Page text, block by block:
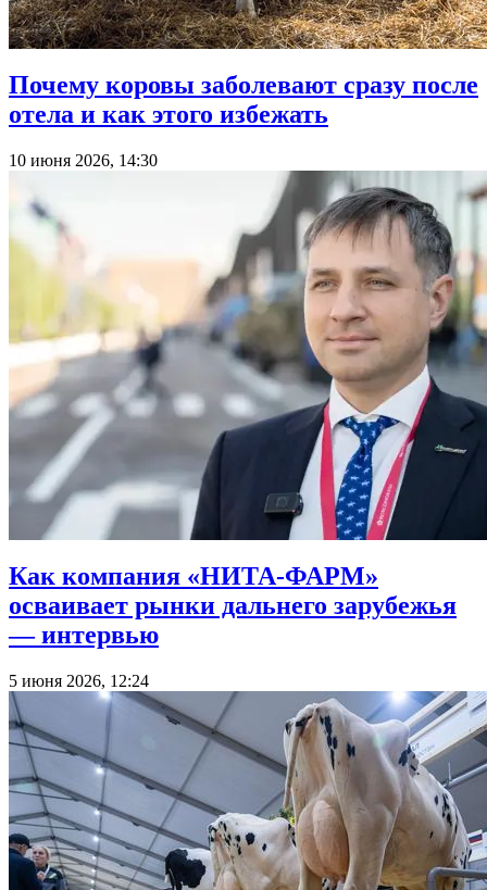
Почему коровы заболевают сразу после
отела и как этого избежать
10 июня 2026, 14:30
Как компания «НИТА-ФАРМ»
осваивает рынки дальнего зарубежья
— интервью
5 июня 2026, 12:24